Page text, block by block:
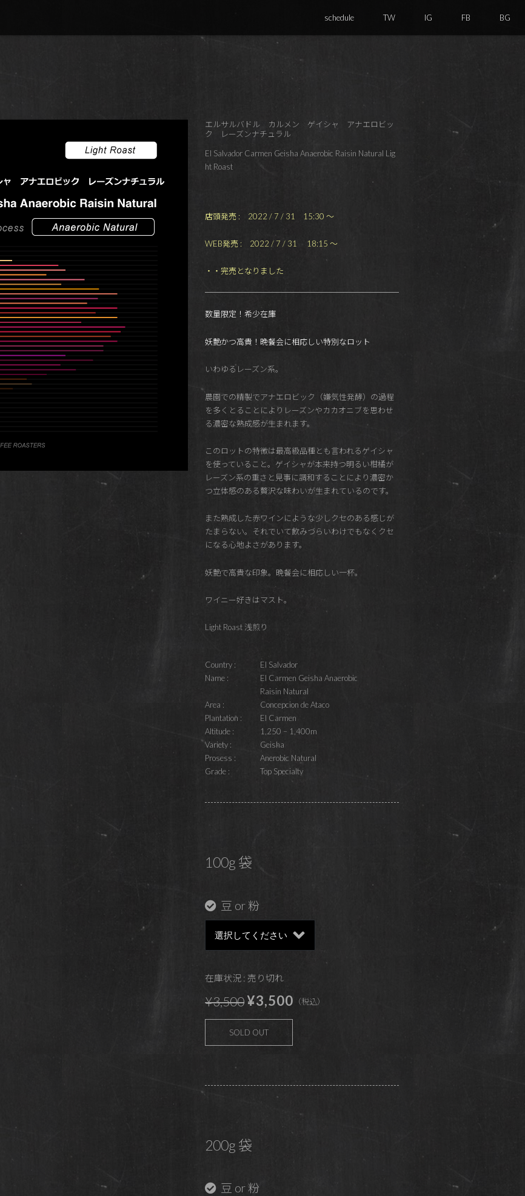
schedule TW IG FB BG
エルサルバドル カルメン ゲイシャ アナエロビッ
ク レーズンナチュラル
El Salvador Carmen Geisha Anaerobic Raisin Natural Lig
ht Roast
店頭発売 : 2022 / 7 / 31 15:30 ～
WEB発売 : 2022 / 7 / 31 18:15 ～
・・完売となりました
数量限定！希少在庫
妖艶かつ高貴！晩餐会に相応しい特別なロット
いわゆるレーズン系。
農園での精製でアナエロビック（嫌気性発酵）の過程
を多くとることによりレーズンやカカオニブを思わせ
る濃密な熟成感が生まれます。
このロットの特徴は最高級品種とも言われるゲイシャ
を使っていること。ゲイシャが本来持つ明るい柑橘が
レーズン系の重さと見事に調和することにより濃密か
つ立体感のある贅沢な味わいが生まれているのです。
また熟成した赤ワインにような少しクセのある感じが
たまらない。それでいて飲みづらいわけでもなくクセ
になる心地よさがあります。
妖艶で高貴な印象。晩餐会に相応しい一杯。
ワイニー好きはマスト。
Light Roast 浅煎り
Country :
El Salvador
Name :
El Carmen Geisha Anaerobic
Raisin Natural
Area :
Concepcion de Ataco
Plantation :
El Carmen
Altitude :
1,250 – 1,400m
Variety :
Geisha
Prosess :
Anerobic Natural
Grade :
Top Specialty
100g 袋
豆 or 粉
在庫状況 : 売り切れ
¥3,500¥3,500 （税込）
SOLD OUT
200g 袋
豆 or 粉